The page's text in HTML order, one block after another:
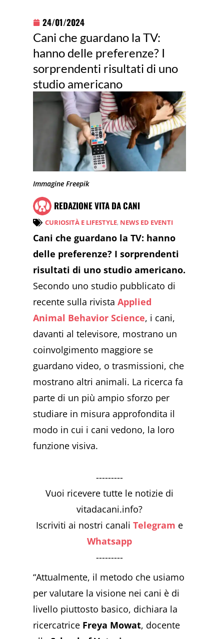
24/01/2024
Cani che guardano la TV:
hanno delle preferenze? I
sorprendenti risultati di uno
studio americano
Immagine Freepik
REDAZIONE VITA DA CANI
CURIOSITÀ E LIFESTYLE, NEWS ED EVENTI
Cani che guardano la TV: hanno
delle preferenze? I sorprendenti
risultati di uno studio americano.
Secondo uno studio pubblicato di
recente sulla rivistaApplied
Animal Behavior Science, i cani,
davanti al televisore, mostrano un
coinvolgimento maggiore se
guardano video, o trasmissioni, che
mostrano altri animali. La ricerca fa
parte di un più ampio sforzo per
studiare in misura approfondita il
modo in cui i cani vedono, la loro
funzione visiva.
---------
Vuoi ricevere tutte le notizie di
vitadacani.info?
Iscriviti ai nostri canaliTelegram e
Whatsapp
---------
“Attualmente, il metodo che usiamo
per valutare la visione nei cani è di
livello piuttosto basico, dichiara la
ricercatrice Freya Mowat, docente